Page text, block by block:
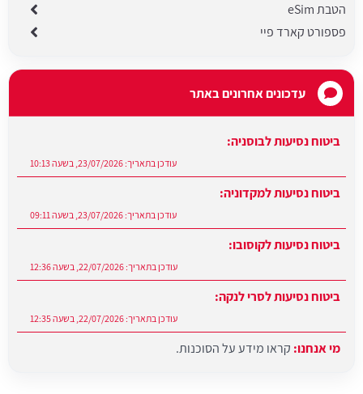
הטבת eSim
פספורט קארד פיי
עדכונים אחרונים באתר
ביטוח נסיעות לבוסניה:
עודכן בתאריך:23/07/2026, בשעה 09:11
עודכן בתאריך:22/07/2026, בשעה 12:36
עודכן בתאריך:22/07/2026, בשעה 12:35
קראו מידע על הסוכנות.
עודכן בתאריך:27/07/2026, בשעה 12:31